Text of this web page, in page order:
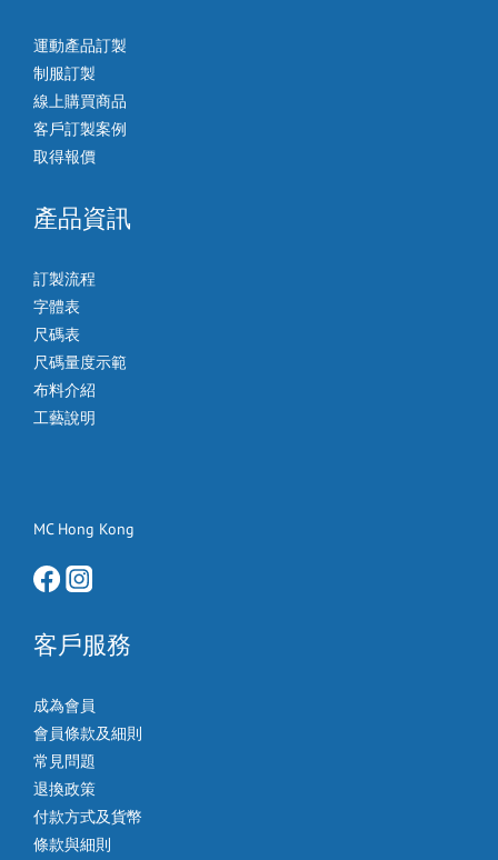
運動產品訂製
制服訂製
線上購買商品
客戶訂製案例
取得報價
產品資訊
訂製流程
字體表
尺碼表
尺碼量度示範
布料介紹
工藝說明
MC Hong Kong
客戶服務
成為會員
會員條款及細則
常見問題
退換政策
付款方式及貨幣
條款與細則